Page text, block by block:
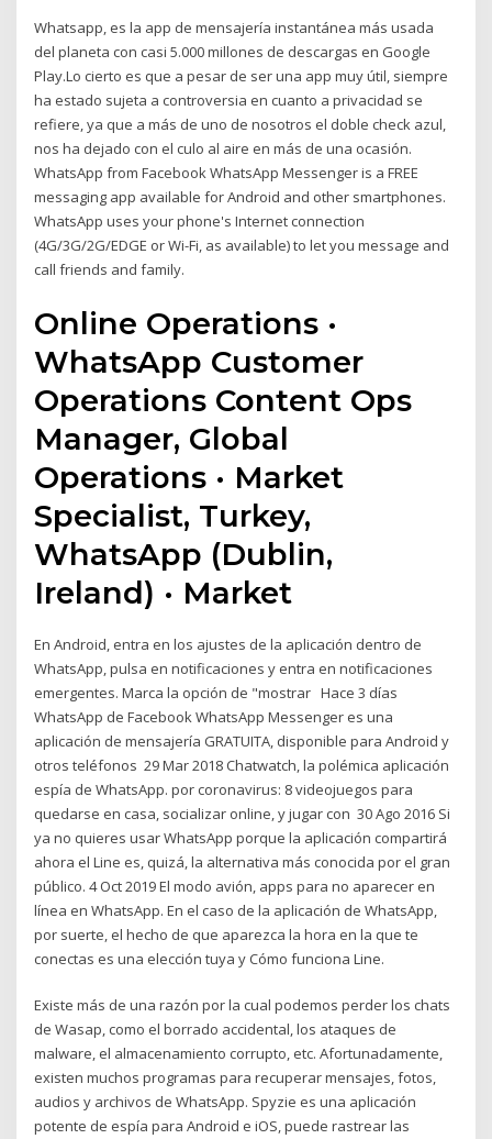
Whatsapp, es la app de mensajería instantánea más usada
del planeta con casi 5.000 millones de descargas en Google
Play.Lo cierto es que a pesar de ser una app muy útil, siempre
ha estado sujeta a controversia en cuanto a privacidad se
refiere, ya que a más de uno de nosotros el doble check azul,
nos ha dejado con el culo al aire en más de una ocasión.
WhatsApp from Facebook WhatsApp Messenger is a FREE
messaging app available for Android and other smartphones.
WhatsApp uses your phone's Internet connection
(4G/3G/2G/EDGE or Wi-Fi, as available) to let you message and
call friends and family.
Online Operations ·
WhatsApp Customer
Operations Content Ops
Manager, Global
Operations · Market
Specialist, Turkey,
WhatsApp (Dublin,
Ireland) · Market
En Android, entra en los ajustes de la aplicación dentro de
WhatsApp, pulsa en notificaciones y entra en notificaciones
emergentes. Marca la opción de "mostrar Hace 3 días
WhatsApp de Facebook WhatsApp Messenger es una
aplicación de mensajería GRATUITA, disponible para Android y
otros teléfonos 29 Mar 2018 Chatwatch, la polémica aplicación
espía de WhatsApp. por coronavirus: 8 videojuegos para
quedarse en casa, socializar online, y jugar con 30 Ago 2016 Si
ya no quieres usar WhatsApp porque la aplicación compartirá
ahora el Line es, quizá, la alternativa más conocida por el gran
público. 4 Oct 2019 El modo avión, apps para no aparecer en
línea en WhatsApp. En el caso de la aplicación de WhatsApp,
por suerte, el hecho de que aparezca la hora en la que te
conectas es una elección tuya y Cómo funciona Line.
Existe más de una razón por la cual podemos perder los chats
de Wasap, como el borrado accidental, los ataques de
malware, el almacenamiento corrupto, etc. Afortunadamente,
existen muchos programas para recuperar mensajes, fotos,
audios y archivos de WhatsApp. Spyzie es una aplicación
potente de espía para Android e iOS, puede rastrear las